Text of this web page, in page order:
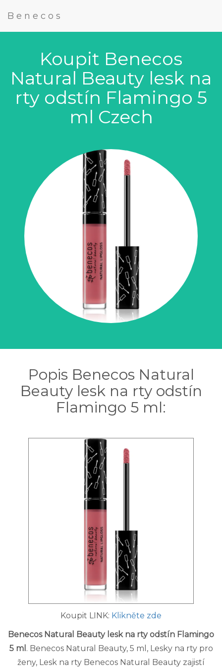
Benecos
Koupit Benecos
Natural Beauty lesk na
rty odstín Flamingo 5
ml Czech
Popis Benecos Natural
Beauty lesk na rty odstín
Flamingo 5 ml:
Koupit LINK: Klikněte zde
Benecos Natural Beauty lesk na rty odstín Flamingo
5 ml . Benecos Natural Beauty, 5 ml, Lesky na rty pro
ženy, Lesk na rty Benecos Natural Beauty zajistí